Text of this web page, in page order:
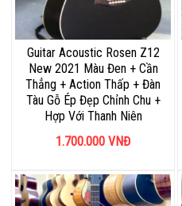
Guitar Acoustic Rosen Z12
New 2021 Màu Đen + Cần
Thẳng + Action Thấp + Đàn
Tàu Gỗ Ép Đẹp Chỉnh Chu +
Hợp Với Thanh Niên
1.700.000 VNĐ